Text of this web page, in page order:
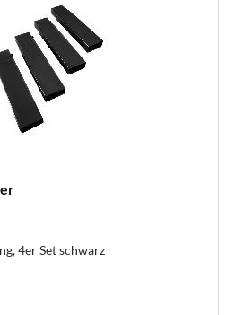
4er Set schwarz